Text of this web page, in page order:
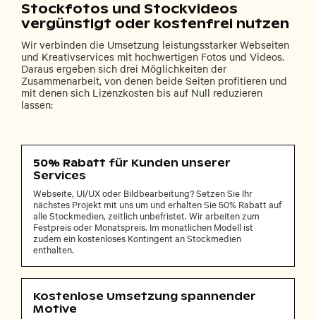
Stockfotos und Stockvideos
vergünstigt oder kostenfrei nutzen
Wir verbinden die Umsetzung leistungsstarker Webseiten
und Kreativservices mit hochwertigen Fotos und Videos.
Daraus ergeben sich drei Möglichkeiten der
Zusammenarbeit, von denen beide Seiten profitieren und
mit denen sich Lizenzkosten bis auf Null reduzieren
lassen:
50% Rabatt für Kunden unserer
Services
Webseite, UI/UX oder Bildbearbeitung? Setzen Sie Ihr
nächstes Projekt mit uns um und erhalten Sie 50% Rabatt auf
alle Stockmedien, zeitlich unbefristet. Wir arbeiten zum
Festpreis oder Monatspreis. Im monatlichen Modell ist
zudem ein kostenloses Kontingent an Stockmedien
enthalten.
Kostenlose Umsetzung spannender
Motive